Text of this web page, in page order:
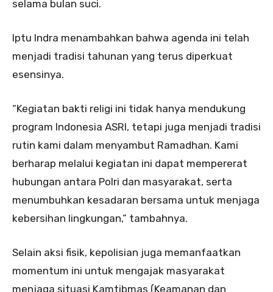
selama bulan suci.
Iptu Indra menambahkan bahwa agenda ini telah
menjadi tradisi tahunan yang terus diperkuat
esensinya.
“Kegiatan bakti religi ini tidak hanya mendukung
program Indonesia ASRI, tetapi juga menjadi tradisi
rutin kami dalam menyambut Ramadhan. Kami
berharap melalui kegiatan ini dapat mempererat
hubungan antara Polri dan masyarakat, serta
menumbuhkan kesadaran bersama untuk menjaga
kebersihan lingkungan,” tambahnya.
Selain aksi fisik, kepolisian juga memanfaatkan
momentum ini untuk mengajak masyarakat
menjaga situasi Kamtibmas (Keamanan dan